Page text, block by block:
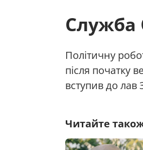
Служба
Політичну
після початку
вступив до лав
Читайте